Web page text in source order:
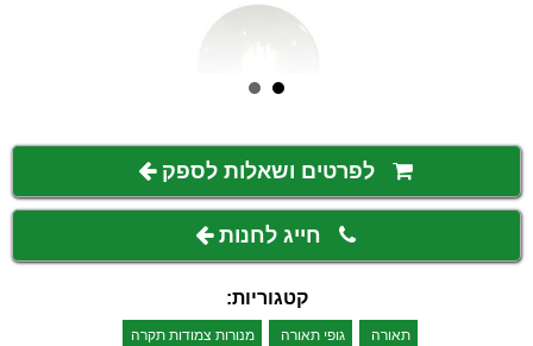
לפרטים ושאלות לספק
חייג לחנות
קטגוריות:
תאורה גופי תאורה מנורות צמודות תקרה